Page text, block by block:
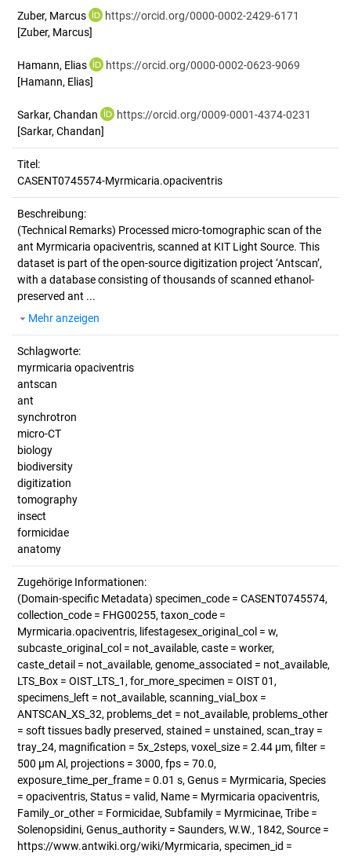
Zuber, Marcus
https://orcid.org/0000-0002-2429-6171
[Zuber, Marcus]
Hamann, Elias
https://orcid.org/0000-0002-0623-9069
[Hamann, Elias]
Sarkar, Chandan
https://orcid.org/0009-0001-4374-0231
[Sarkar, Chandan]
Titel:
CASENT0745574-Myrmicaria.opaciventris
Beschreibung:
(Technical Remarks) Processed micro-tomographic scan of the
ant Myrmicaria opaciventris, scanned at KIT Light Source. This
dataset is part of the open-source digitization project ‘Antscan’,
with a database consisting of thousands of scanned ethanol-
preserved ant ...
Mehr anzeigen
Schlagworte:
myrmicaria opaciventris
antscan
ant
synchrotron
micro-CT
biology
biodiversity
digitization
tomography
insect
formicidae
anatomy
Zugehörige Informationen:
(Domain-specific Metadata) specimen_code = CASENT0745574,
collection_code = FHG00255, taxon_code =
Myrmicaria.opaciventris, lifestagesex_original_col = w,
subcaste_original_col = not_available, caste = worker,
caste_detail = not_available, genome_associated = not_available,
LTS_Box = OIST_LTS_1, for_more_specimen = OIST 01,
specimens_left = not_available, scanning_vial_box =
ANTSCAN_XS_32, problems_det = not_available, problems_other
= soft tissues badly preserved, stained = unstained, scan_tray =
tray_24, magnification = 5x_2steps, voxel_size = 2.44 µm, filter =
500 µm Al, projections = 3000, fps = 70.0,
exposure_time_per_frame = 0.01 s, Genus = Myrmicaria, Species
= opaciventris, Status = valid, Name = Myrmicaria opaciventris,
Family_or_other = Formicidae, Subfamily = Myrmicinae, Tribe =
Solenopsidini, Genus_authority = Saunders, W.W., 1842, Source =
https://www.antwiki.org/wiki/Myrmicaria, specimen_id =